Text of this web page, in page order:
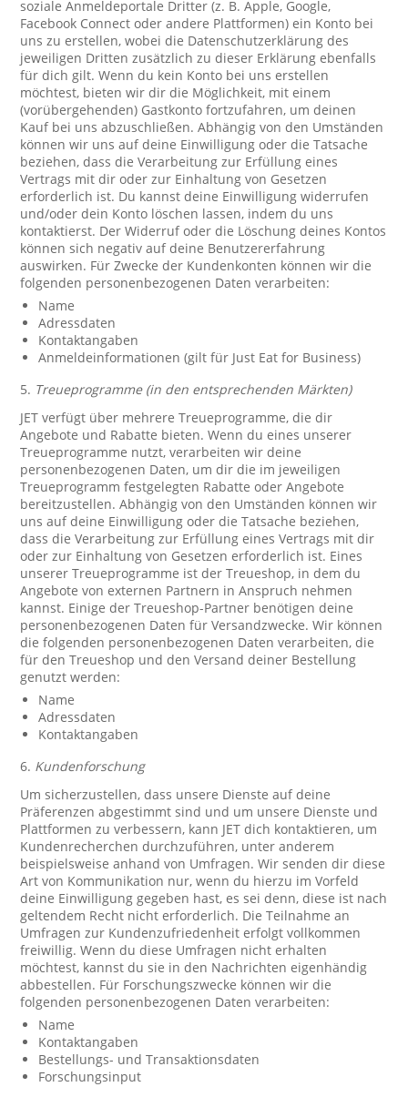
soziale Anmeldeportale Dritter (z. B. Apple, Google,
Facebook Connect oder andere Plattformen) ein Konto bei
uns zu erstellen, wobei die Datenschutzerklärung des
jeweiligen Dritten zusätzlich zu dieser Erklärung ebenfalls
für dich gilt. Wenn du kein Konto bei uns erstellen
möchtest, bieten wir dir die Möglichkeit, mit einem
(vorübergehenden) Gastkonto fortzufahren, um deinen
Kauf bei uns abzuschließen. Abhängig von den Umständen
können wir uns auf deine Einwilligung oder die Tatsache
beziehen, dass die Verarbeitung zur Erfüllung eines
Vertrags mit dir oder zur Einhaltung von Gesetzen
erforderlich ist. Du kannst deine Einwilligung widerrufen
und/oder dein Konto löschen lassen, indem du uns
kontaktierst. Der Widerruf oder die Löschung deines Kontos
können sich negativ auf deine Benutzererfahrung
auswirken. Für Zwecke der Kundenkonten können wir die
folgenden personenbezogenen Daten verarbeiten:
Name
Adressdaten
Kontaktangaben
Anmeldeinformationen (gilt für Just Eat for Business)
5. Treueprogramme (in den entsprechenden Märkten)
JET verfügt über mehrere Treueprogramme, die dir
Angebote und Rabatte bieten. Wenn du eines unserer
Treueprogramme nutzt, verarbeiten wir deine
personenbezogenen Daten, um dir die im jeweiligen
Treueprogramm festgelegten Rabatte oder Angebote
bereitzustellen. Abhängig von den Umständen können wir
uns auf deine Einwilligung oder die Tatsache beziehen,
dass die Verarbeitung zur Erfüllung eines Vertrags mit dir
oder zur Einhaltung von Gesetzen erforderlich ist. Eines
unserer Treueprogramme ist der Treueshop, in dem du
Angebote von externen Partnern in Anspruch nehmen
kannst. Einige der Treueshop-Partner benötigen deine
personenbezogenen Daten für Versandzwecke. Wir können
die folgenden personenbezogenen Daten verarbeiten, die
für den Treueshop und den Versand deiner Bestellung
genutzt werden:
Name
Adressdaten
Kontaktangaben
6. Kundenforschung
Um sicherzustellen, dass unsere Dienste auf deine
Präferenzen abgestimmt sind und um unsere Dienste und
Plattformen zu verbessern, kann JET dich kontaktieren, um
Kundenrecherchen durchzuführen, unter anderem
beispielsweise anhand von Umfragen. Wir senden dir diese
Art von Kommunikation nur, wenn du hierzu im Vorfeld
deine Einwilligung gegeben hast, es sei denn, diese ist nach
geltendem Recht nicht erforderlich. Die Teilnahme an
Umfragen zur Kundenzufriedenheit erfolgt vollkommen
freiwillig. Wenn du diese Umfragen nicht erhalten
möchtest, kannst du sie in den Nachrichten eigenhändig
abbestellen. Für Forschungszwecke können wir die
folgenden personenbezogenen Daten verarbeiten:
Name
Kontaktangaben
Bestellungs- und Transaktionsdaten
Forschungsinput